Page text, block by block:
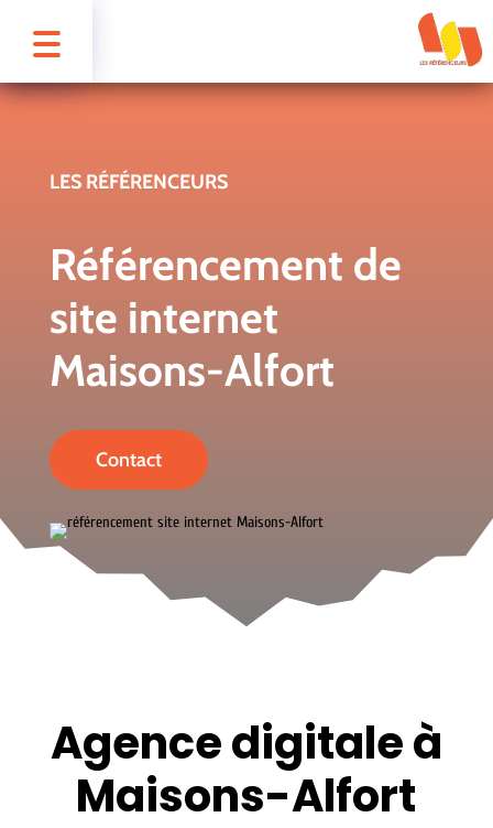
LES RÉFÉRENCEURS
Référencement de
site internet
Maisons-Alfort
Contact
Agence digitale à
Maisons-Alfort